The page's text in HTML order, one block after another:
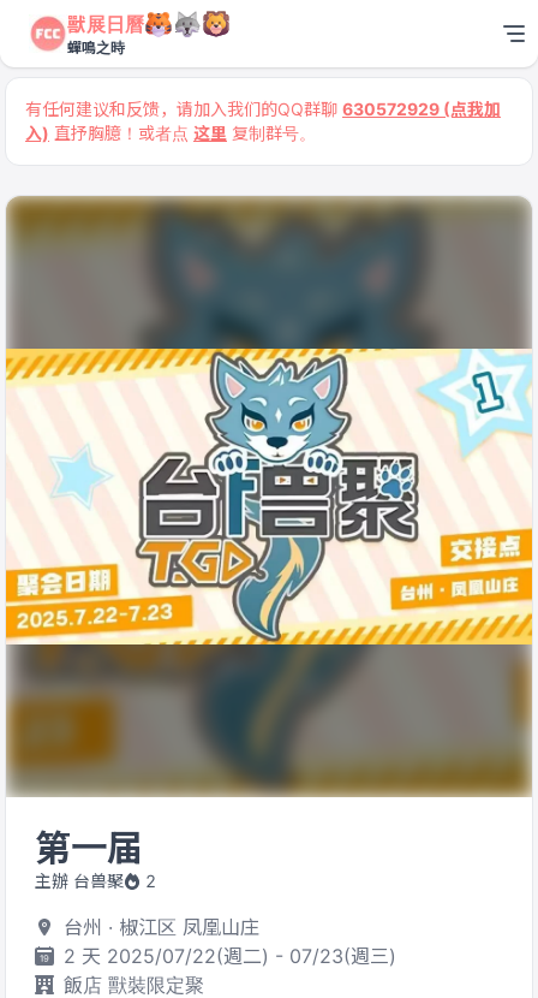
獸展日曆
蟬鳴之時
有任何建议和反馈，请加入我们的QQ群聊 630572929 (点我加
入) 直抒胸臆！或者点 这里 复制群号。
第一届
主辦 台兽聚 2
台州 · 椒江区 凤凰山庄
2 天 2025/07/22(週二) - 07/23(週三)
飯店 獸裝限定聚